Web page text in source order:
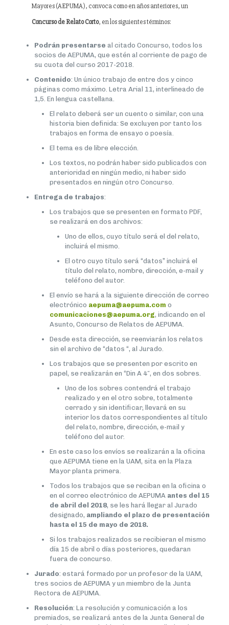
Mayores (AEPUMA), convoca como en años anteriores, un
Concurso de Relato Corto, en los siguientes términos:
Podrán presentarse al citado Concurso, todos los
socios de AEPUMA, que estén al corriente de pago de
su cuota del curso 2017-2018.
Contenido: Un único trabajo de entre dos y cinco
páginas como máximo. Letra Arial 11, interlineado de
1,5. En lengua castellana.
El relato deberá ser un cuento o similar, con una
historia bien definida: Se excluyen por tanto los
trabajos en forma de ensayo o poesía.
El tema es de libre elección.
Los textos, no podrán haber sido publicados con
anterioridad en ningún medio, ni haber sido
presentados en ningún otro Concurso.
Entrega de trabajos:
Los trabajos que se presenten en formato PDF,
se realizará en dos archivos:
Uno de ellos, cuyo título será el del relato,
incluirá el mismo.
El otro cuyo título será “datos” incluirá el
título del relato, nombre, dirección, e-mail y
teléfono del autor.
El envío se hará a la siguiente dirección de correo
electrónico aepuma@aepuma.com o
comunicaciones@aepuma.org, indicando en el
Asunto, Concurso de Relatos de AEPUMA.
Desde esta dirección, se reenviarán los relatos
sin el archivo de “datos “, al Jurado.
Los trabajos que se presenten por escrito en
papel, se realizarán en “Din A 4″, en dos sobres.
Uno de los sobres contendrá el trabajo
realizado y en el otro sobre, totalmente
cerrado y sin identificar, llevará en su
interior los datos correspondientes al título
del relato, nombre, dirección, e-mail y
teléfono del autor.
En este caso los envíos se realizarán a la oficina
que AEPUMA tiene en la UAM, sita en la Plaza
Mayor planta primera.
Todos los trabajos que se reciban en la oficina o
en el correo electrónico de AEPUMA antes del 15
de abril del 2018, se les hará llegar al Jurado
designado, ampliando el plazo de presentación
hasta el 15 de mayo de 2018.
Si los trabajos realizados se recibieran el mismo
día 15 de abril o días posteriores, quedaran
fuera de concurso.
Jurado: estará formado por un profesor de la UAM,
tres socios de AEPUMA y un miembro de la Junta
Rectora de AEPUMA.
Resolución: La resolución y comunicación a los
premiados, se realizará antes de la Junta General de